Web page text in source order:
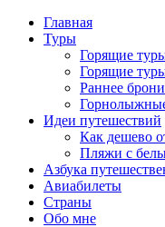
Главная
Туры
Горящие
Горящие
Раннее
Идеи путешествий
Как дешево
Пляжи с
Азбука
Авиабилеты
Страны
Обо мне